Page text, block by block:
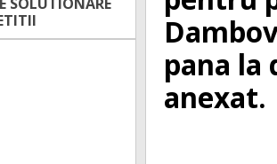
pana la
anexat.